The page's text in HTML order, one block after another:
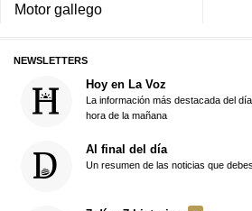
Motor gallego
NEWSLETTERS
Hoy en La Voz
La información más destacada del
hora de la mañana
Al final del día
Un resumen de las noticias que